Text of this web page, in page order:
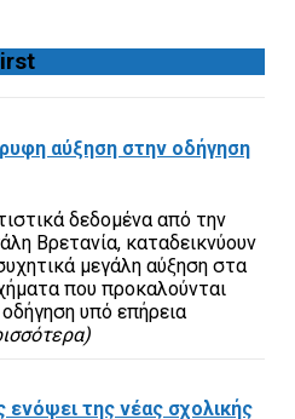
αύξηση στην οδήγηση
δεδομένα από την
Βρετανία, καταδεικνύουν
μεγάλη αύξηση στα
που προκαλούνται
υπό επήρεια
της νέας σχολικής